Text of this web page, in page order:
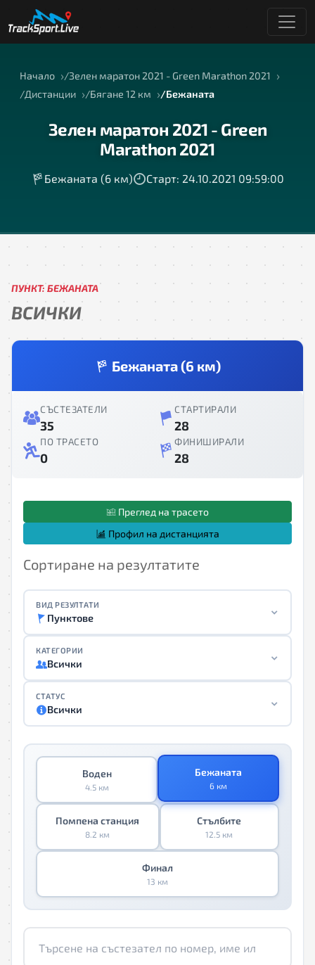
Начало
Зелен маратон 2021 - Green Marathon 2021
Дистанции
Бягане 12 км Бежаната
Зелен маратон 2021 - Green
Marathon 2021
Бежаната (6 км) Старт: 24.10.2021 09:59:00
ПУНКТ: БЕЖАНАТА
ВСИЧКИ
Бежаната (6 км)
СЪСТЕЗАТЕЛИ
35
СТАРТИРАЛИ
28
ПО ТРАСЕТО
0
ФИНИШИРАЛИ
28
Преглед на трасето
Профил на дистанцията
Сортиране на резултатите
ВИД РЕЗУЛТАТИ
Пунктове
КАТЕГОРИИ
Всички
СТАТУС
Всички
Воден
4.5 км
Бежаната
6 км
Помпена станция
8.2 км
Стълбите
12.5 км
Финал
13 км